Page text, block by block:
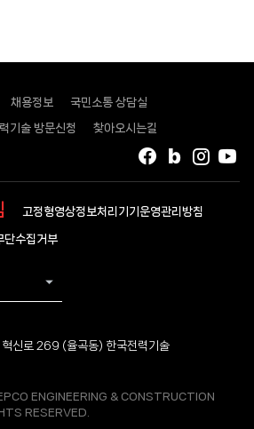
채용정보 국민소통 상담실
기술 방문신청 찾아오시는길
인스
블로그
페이스북
고정형영상정보처리기기운영관리방침
단수집거부
신로 269 (율곡동) 한국전력기술
ENGINEERING & CONSTRUCTION
RESERVED.